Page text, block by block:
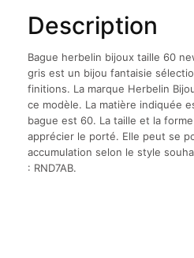
brosse
Description
Bague herbelin bijoux taille 60
gris est un bijou fantaisie
finitions. La marque Herbelin
ce modèle. La matière indiquée
bague est 60. La taille et la
apprécier le porté. Elle peut se
accumulation selon le style
: RND7AB.